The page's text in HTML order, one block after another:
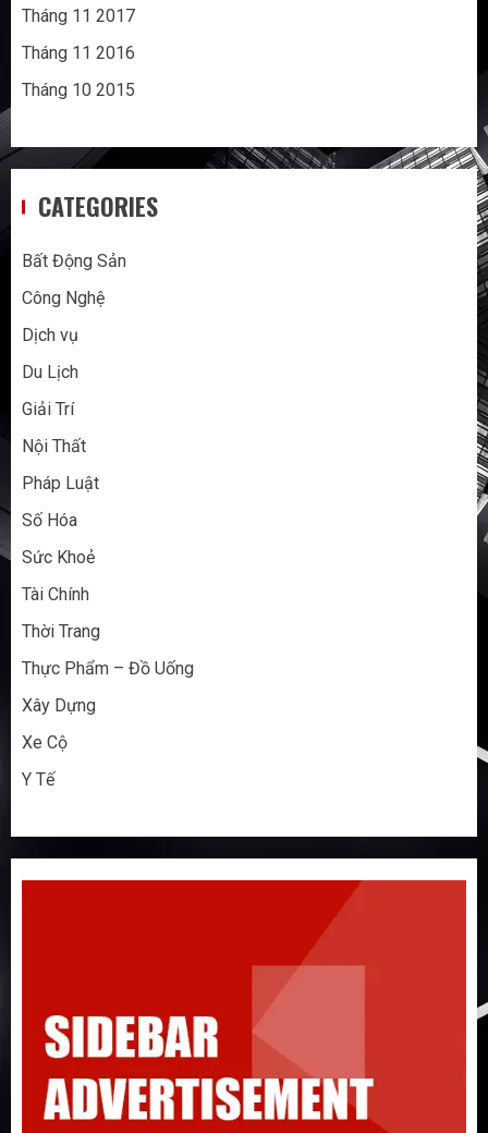
Tháng 11 2017
Tháng 11 2016
Tháng 10 2015
CATEGORIES
Bất Động Sản
Công Nghệ
Dịch vụ
Du Lịch
Giải Trí
Nội Thất
Pháp Luật
Số Hóa
Sức Khoẻ
Tài Chính
Thời Trang
Thực Phẩm – Đồ Uống
Xây Dựng
Xe Cộ
Y Tế
Đừng nhập hàng Taobao nếu bạn chưa
biết 5 điều này!